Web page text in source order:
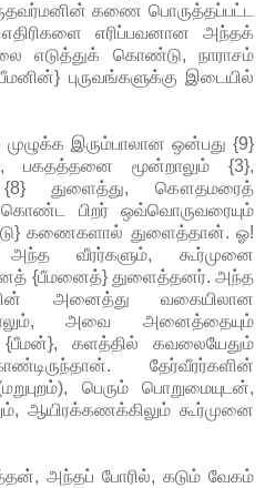
கணை பொருத்தப்பட்ட
எரிப்பவனான அந்தக்
எடுத்துக் கொண்டு, நாராசம்
புருவங்களுக்கு இடையில்
இரும்பாலான ஒன்பது {9}
பகதத்தனை மூன்றாலும் {3},
{8} துளைத்து, கௌதமரைத்
பிறர் ஒவ்வொருவரையும்
கணைகளால் துளைத்தான். ஓ!
அந்த வீரர்களும், கூர்முனை
{பீமனைத்} துளைத்தனர். அந்த
அனைத்து வகையிலான
அவை அனைத்தையும்
{பீமன்}, களத்தில் கவலையேதும்
தேர்வீரர்களின்
பெரும் பொறுமையுடன்,
ஆயிரக்கணக்கிலும் கூர்முனை
அந்தப் போரில், கடும் வேகம்